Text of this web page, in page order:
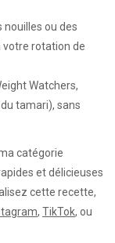
nouilles ou des
votre rotation de
Watchers,
tamari), sans
catégorie
et délicieuses
cette recette,
, TikTok, ou